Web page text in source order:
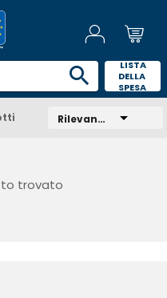
LISTA
DELLA
SPESA
Rilevanza
trovato